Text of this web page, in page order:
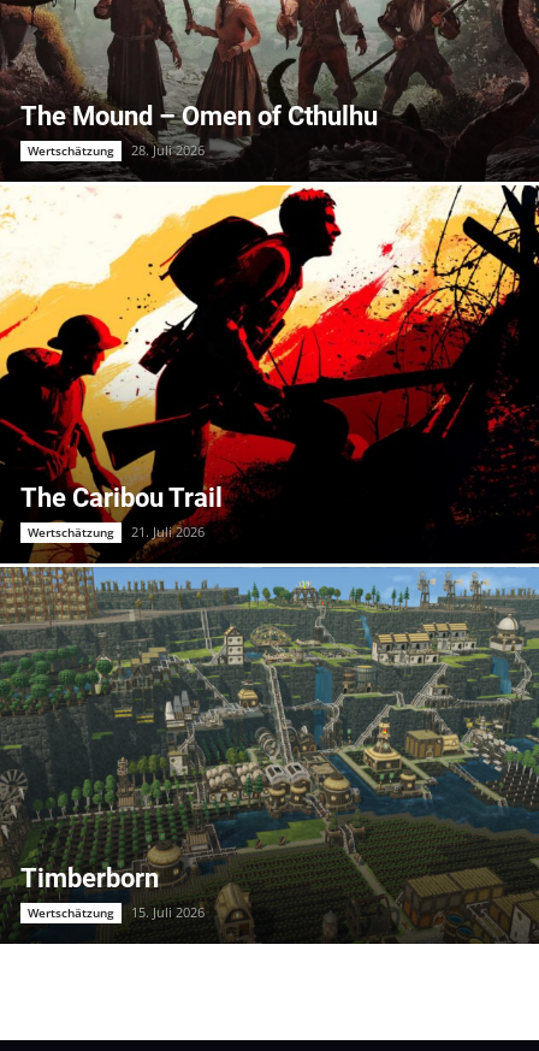
The Mound – Omen of Cthulhu
Wertschätzung 28. Juli 2026
The Caribou Trail
Wertschätzung 21. Juli 2026
Timberborn
Wertschätzung 15. Juli 2026